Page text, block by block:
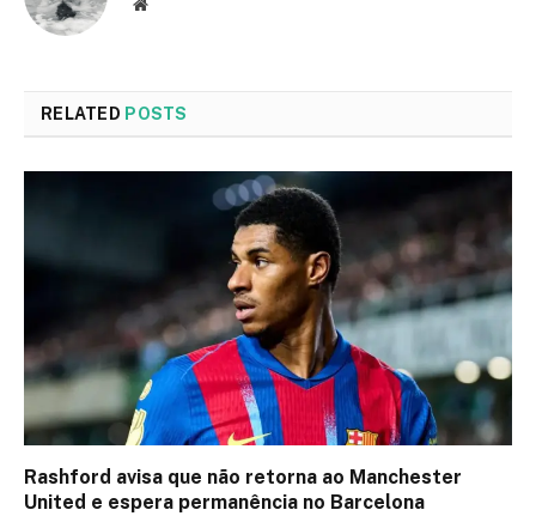
RELATED POSTS
Rashford avisa que não retorna ao Manchester
United e espera permanência no Barcelona